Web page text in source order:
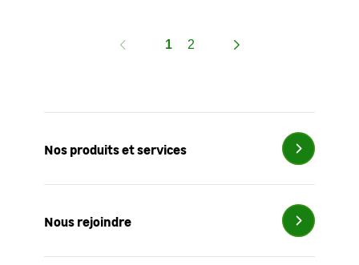
1 2
Nos produits et services
Nous rejoindre